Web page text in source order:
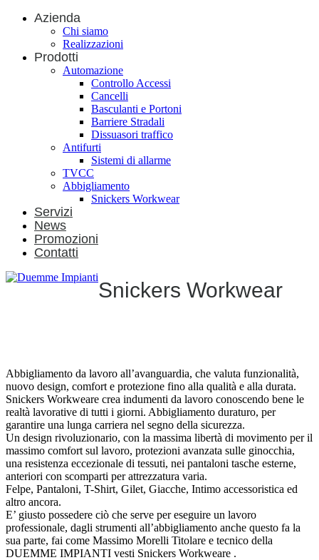
Azienda
Chi siamo
Realizzazioni
Prodotti
Automazione
Controllo Accessi
Cancelli
Basculanti e Portoni
Barriere Stradali
Dissuasori traffico
Antifurti
Sistemi di allarme
TVCC
Abbigliamento
Snickers Workwear
Servizi
News
Promozioni
Contatti
Snickers Workwear
Abbigliamento da lavoro all’avanguardia, che valuta funzionalità,
nuovo design, comfort e protezione fino alla qualità e alla durata.
Snickers Workweare crea indumenti da lavoro conoscendo bene le
realtà lavorative di tutti i giorni. Abbigliamento duraturo, per
garantire una lunga carriera nel segno della sicurezza.
Un design rivoluzionario, con la massima libertà di movimento per il
massimo comfort sul lavoro, protezioni avanzata sulle ginocchia,
una resistenza eccezionale di tessuti, nei pantaloni tasche esterne,
anteriori con scomparti per attrezzatura varia.
Felpe, Pantaloni, T-Shirt, Gilet, Giacche, Intimo accessoristica ed
altro ancora.
E’ giusto possedere ciò che serve per eseguire un lavoro
professionale, dagli strumenti all’abbigliamento anche questo fa la
sua parte, fai come Massimo Morelli Titolare e tecnico della
DUEMME IMPIANTI vesti Snickers Workweare .